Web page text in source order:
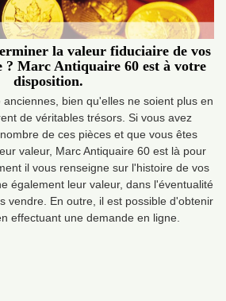
la valeur fiduciaire de vos
? Marc Antiquaire 60 est à votre
disposition.
bien qu'elles ne soient plus en
de véritables trésors. Si vous avez
de ces pièces et que vous êtes
valeur, Marc Antiquaire 60 est là pour
il vous renseigne sur l'histoire de vos
également leur valeur, dans l'éventualité
vendre. En outre, il est possible d'obtenir
effectuant une demande en ligne.